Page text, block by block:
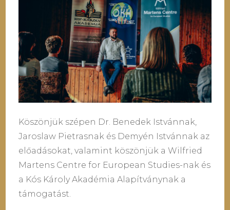
Köszönjük szépen Dr. Benedek Istvánnak,
Jaroslaw Pietrasnak és Demyén Istvánnak az
előadásokat, valamint köszönjük a Wilfried
Martens Centre for European Studies-nak és
a Kós Károly Akadémia Alapítványnak a
támogatást.